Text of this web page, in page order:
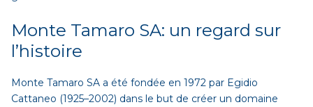
Monte Tamaro SA: un regard sur
l’histoire
Monte Tamaro SA a été fondée en 1972 par Egidio
Cattaneo (1925–2002) dans le but de créer un domaine